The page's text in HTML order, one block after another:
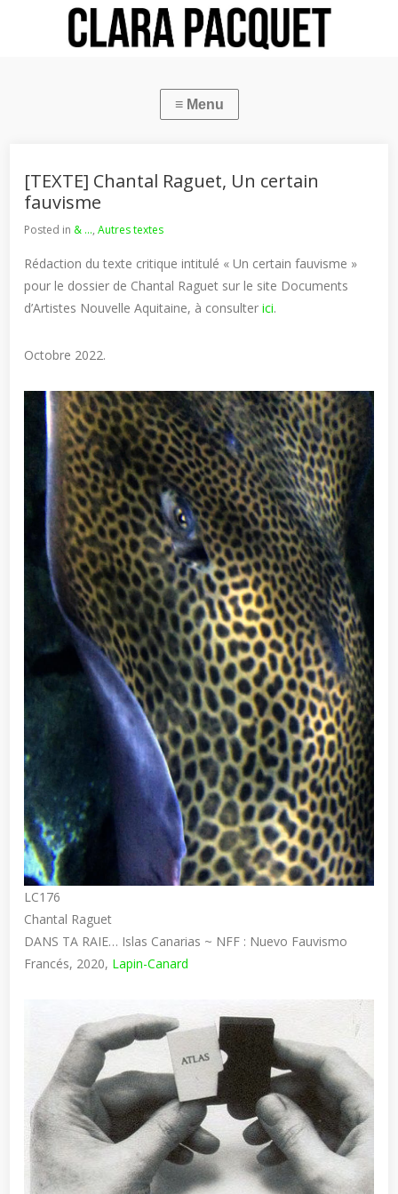
[TEXTE] Chantal Raguet, Un certain
fauvisme
Posted in & ...,Autres textes
Rédaction du texte critique intitulé « Un certain fauvisme »
pour le dossier de Chantal Raguet sur le site Documents
d’Artistes Nouvelle Aquitaine, à consulterici.
Octobre 2022.
LC176
Chantal Raguet
DANS TA RAIE… Islas Canarias ~ NFF : Nuevo Fauvismo
Francés, 2020, Lapin-Canard